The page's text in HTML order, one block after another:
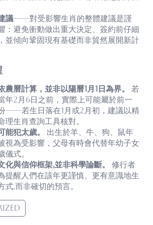
議——對受影響生肖的整體建議是謹
：避免衝動做出重大決定、簽約前仔細
並傾向鞏固現有基礎而非貿然展開新計
農曆計算，並非以陽曆1月1日為界。
若
年2月6日之前，實際上可能屬於前一
——若生日落在1月或2月初，建議以精
理生肖查詢工具核對。
能犯太歲。
出生於羊、牛、狗、鼠年
視為受影響，父母有時會代替年幼子女
儀式。
化與信仰框架,並非科學論斷。
修行者
提醒人們在該年更謹慎、更有意識地生
式,而非確切的預言。